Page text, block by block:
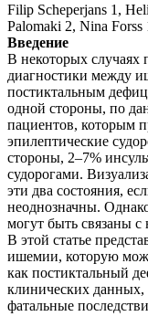
Filip Scheperjans 1,
Palomaki 2, Nina Forss
Введение
В некоторых случаях
диагностики между
постиктальным
одной стороны, по
пациентов, которым
эпилептические
стороны, 2–7%
судорогами.
эти два состояния,
неоднозначны.
могут быть связаны
В этой статье
ишемии, которую
как постиктальный
клинических данных,
фатальные